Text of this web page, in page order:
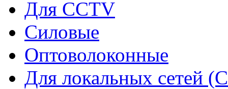
Для CCTV
Силовые
Оптоволоконные
Для локальных сетей